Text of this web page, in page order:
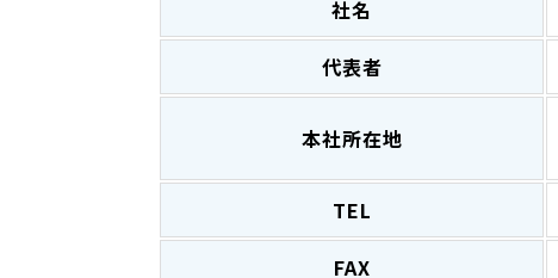
社名
代表者
本社所在地
TEL
FAX